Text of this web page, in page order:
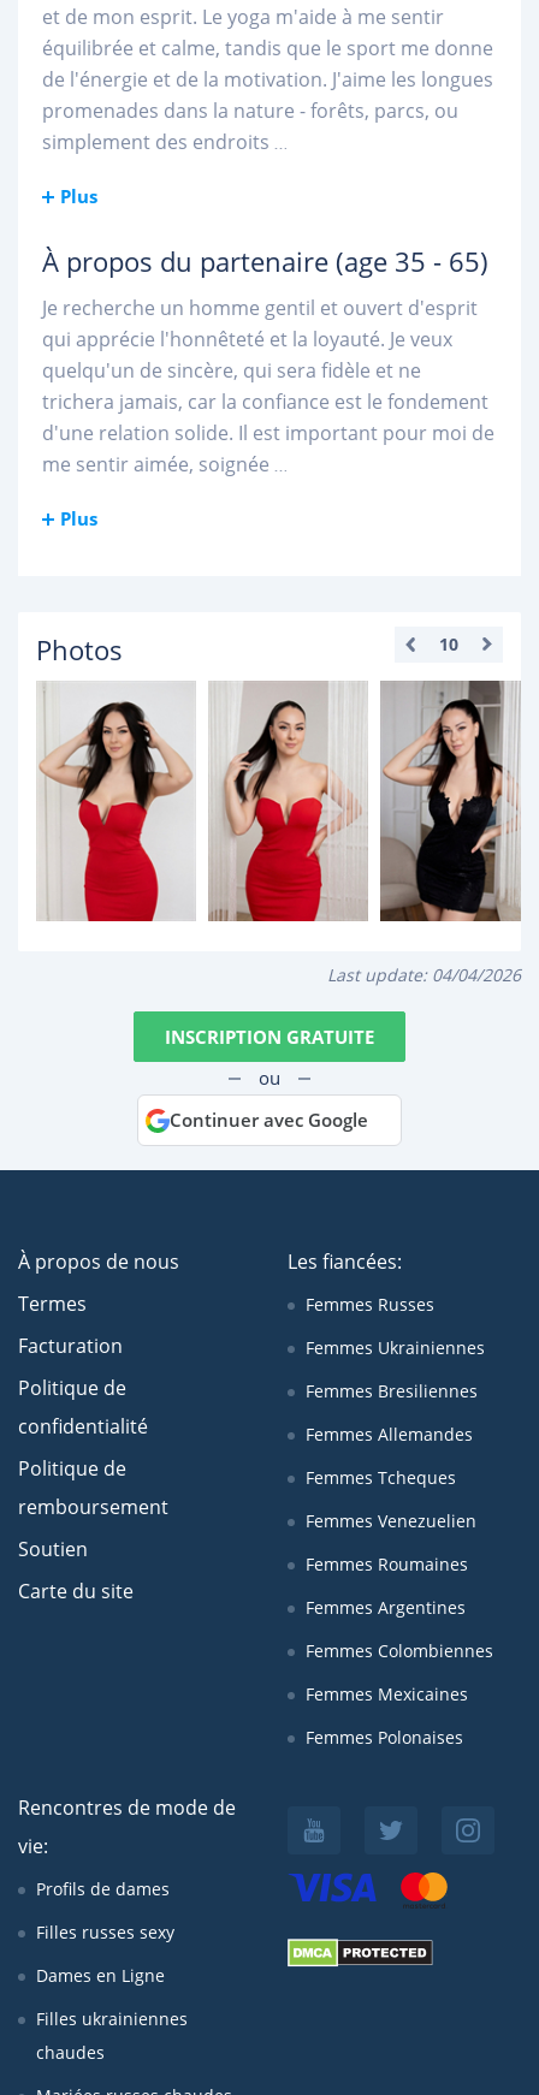
et de mon esprit. Le yoga m'aide à me sentir
équilibrée et calme, tandis que le sport me donne
de l'énergie et de la motivation. J'aime les longues
promenades dans la nature - forêts, parcs, ou
simplement des endroits ...
Plus
À propos du partenaire (age 35 - 65)
Je recherche un homme gentil et ouvert d'esprit
qui apprécie l'honnêteté et la loyauté. Je veux
quelqu'un de sincère, qui sera fidèle et ne
trichera jamais, car la confiance est le fondement
d'une relation solide. Il est important pour moi de
me sentir aimée, soignée ...
Plus
Photos 10
Last update: 04/04/2026
INSCRIPTION GRATUITE
ou
Continuer avec Google
À propos de nous
Termes
Facturation
Politique de
confidentialité
Politique de
remboursement
Soutien
Carte du site
Les fiancées:
Femmes Russes
Femmes Ukrainiennes
Femmes Bresiliennes
Femmes Allemandes
Femmes Tcheques
Femmes Venezuelien
Femmes Roumaines
Femmes Argentines
Femmes Colombiennes
Femmes Mexicaines
Femmes Polonaises
Rencontres de mode de
vie:
Profils de dames
Filles russes sexy
Dames en Ligne
Filles ukrainiennes
chaudes